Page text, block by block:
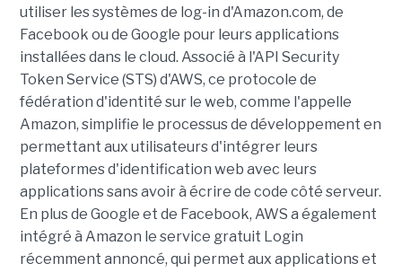
utiliser les systèmes de log-in d'Amazon.com, de
Facebook ou de Google pour leurs applications
installées dans le cloud. Associé à l'API Security
Token Service (STS) d'AWS, ce protocole de
fédération d'identité sur le web, comme l'appelle
Amazon, simplifie le processus de développement en
permettant aux utilisateurs d'intégrer leurs
plateformes d'identification web avec leurs
applications sans avoir à écrire de code côté serveur.
En plus de Google et de Facebook, AWS a également
intégré à Amazon le service gratuit Login
récemment annoncé, qui permet aux applications et